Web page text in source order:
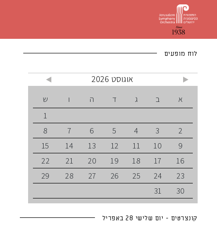
קונצרטים - יום שלישי 28 באפריל
לוח מופעים
אוגוסט 2026
א ב ג ד ה ו
ש
1
2
3
4
5
6
7
8
9
10
11
12
13
14
15
16
17
18
19
20
21
22
23
24
25
26
27
28
29
30
31